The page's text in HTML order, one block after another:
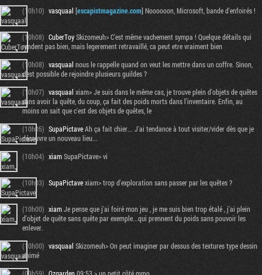
(10h10) vasquaal [escapistmagazine.com] Noooooon, Microsoft, bande d'enfoirés !
(10h08) CuberToySkizomeuh> C'est même vachement sympa ! Quelque détails qui
rendent pas bien, mais legerement retravaillé, ca peut etre vraiment bien
(10h08) vasquaal nous le rappelle quand on veut les mettre dans un coffre. Sinon,
c'est possible de rejoindre plusieurs guildes ?
(10h07) vasquaal xiam> Je suis dans le même cas, je trouve plein d'objets de quêtes
sans avoir la quête, du coup, ça fait des poids morts dans l'inventaire. Enfin, au
moins on sait que c'est des objets de quêtes, le
(10h05) SupaPictaveAh ça fait chier... J'ai tendance à tout visiter/vider dès que je
découvre un nouveau lieu...
(10h04) xiamSupaPictave> vi
(10h03) SupaPictavexiam> trop d'exploration sans passer par les quêtes ?
(10h00) xiamJe pense que j'ai foiré mon jeu , je me suis bien trop étalé , j'ai plein
d'objet de quête sans quête par exemple...qui prennent du poids sans pouvoir les
enlever.
(10h00) vasquaal Skizomeuh> On peut imaginer par dessus des textures type dessin
animé